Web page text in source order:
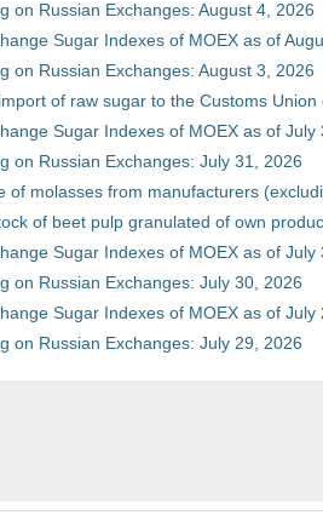
on Russian Exchanges: August 4, 2026
Sugar Indexes of MOEX as of
on Russian Exchanges: August 3, 2026
of raw sugar to the Customs
Sugar Indexes of MOEX as of July
on Russian Exchanges: July 31, 2026
of molasses from manufacturers
of beet pulp granulated of own
Sugar Indexes of MOEX as of July
on Russian Exchanges: July 30, 2026
Sugar Indexes of MOEX as of July
on Russian Exchanges: July 29, 2026